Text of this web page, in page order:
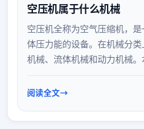
空压机属于什么机械
空压机全称为空气压缩机，
体压力能的设备。在机械分
机械、流体机械和动力机械
业生产中的重要作用，帮助
阅读全文